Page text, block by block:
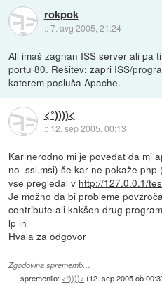
rokpok
::7. avg 2005, 21:24
Ali imaš zagnan ISS server ali pa
portu 80. Rešitev: zapri ISS/
katerem posluša Apache.
<°))))<
:: 12. sep 2005, 00:13
Kar nerodno mi je povedat da mi
no_ssl.msi) še kar ne pokaže
vse pregledal v http://127.0.0.1/
Je možno da bi probleme
contribute ali kakšen drug
lp in
Hvala za odgovor
Zgodovina sprememb…
spremenilo: <°))))< (12. sep 2005 ob